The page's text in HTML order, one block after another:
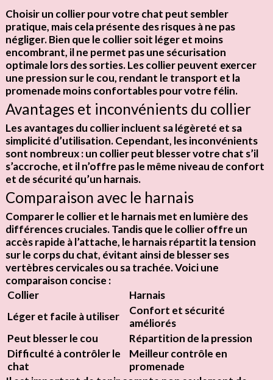
Choisir un collier pour votre chat peut sembler
pratique, mais cela présente des risques à ne pas
négliger. Bien que le collier soit léger et moins
encombrant, il ne permet pas une sécurisation
optimale lors des sorties. Les collier peuvent exercer
une pression sur le cou, rendant le transport et la
promenade moins confortables pour votre félin.
Avantages et inconvénients du collier
Lesavantagesdu collier incluent sa légèreté et sa
simplicité d’utilisation. Cependant, lesinconvénients
sont nombreux : un collier peut blesser votre chat s’il
s’accroche, et il n’offre pas le même niveau de confort
et de sécurité qu’un harnais.
Comparaison avec le harnais
Comparer le collier et le harnais met en lumière des
différences cruciales. Tandis que le collier offre un
accès rapide à l’attache, le harnais répartit la tension
sur le corps du chat, évitant ainsi de blesserses
vertèbres cervicalesou sa trachée. Voici une
comparaison concise :
Collier
Harnais
Léger et facile à utiliser
Confort et sécurité
améliorés
Peut blesser le cou
Répartition de la pression
Difficulté à contrôler le
chat
Meilleur contrôle en
promenade